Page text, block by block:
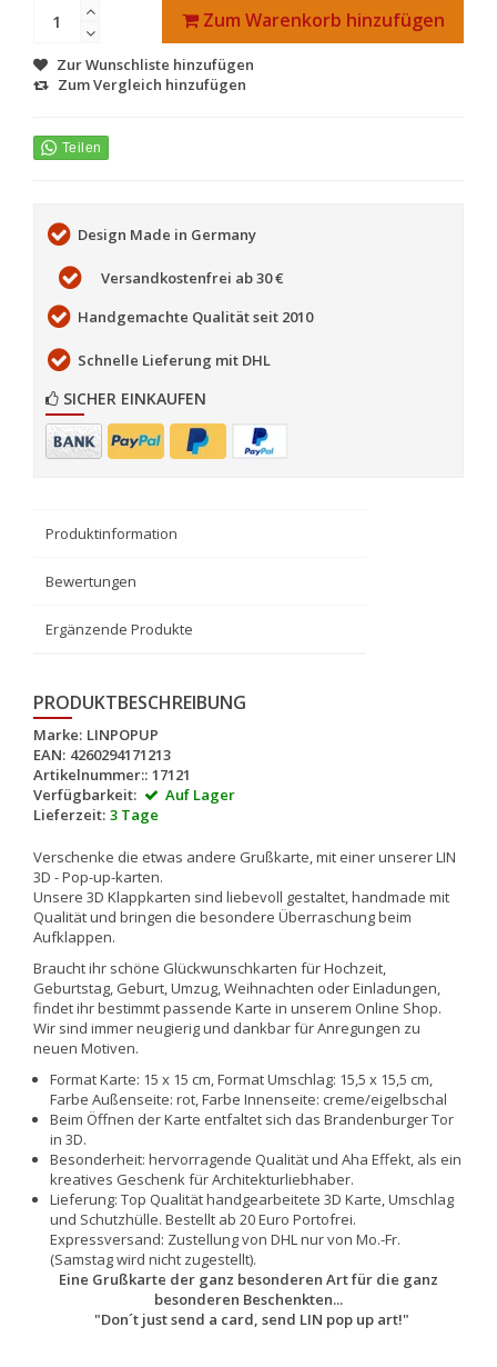
Zum Warenkorb hinzufügen
Zur Wunschliste hinzufügen
Zum Vergleich hinzufügen
Design Made in Germany
Versandkostenfrei ab 30 €
Handgemachte Qualität seit 2010
Schnelle Lieferung mit DHL
SICHER EINKAUFEN
Produktinformation
Bewertungen
Ergänzende Produkte
PRODUKTBESCHREIBUNG
Marke: LINPOPUP
EAN: 4260294171213
Artikelnummer:: 17121
Verfügbarkeit:
Auf Lager
Lieferzeit: 3 Tage
Verschenke die etwas andere Grußkarte, mit einer unserer LIN
3D - Pop-up-karten.
Unsere 3D Klappkarten sind liebevoll gestaltet, handmade mit
Qualität und bringen die besondere Überraschung beim
Aufklappen.
Braucht ihr schöne Glückwunschkarten für Hochzeit,
Geburtstag, Geburt, Umzug, Weihnachten oder Einladungen,
findet ihr bestimmt passende Karte in unserem Online Shop.
Wir sind immer neugierig und dankbar für Anregungen zu
neuen Motiven.
Format Karte: 15 x 15 cm, Format Umschlag: 15,5 x 15,5 cm,
Farbe Außenseite: rot, Farbe Innenseite: creme/eigelbschal
Beim Öffnen der Karte entfaltet sich das Brandenburger Tor
in 3D.
Besonderheit: hervorragende Qualität und Aha Effekt, als ein
kreatives Geschenk für Architekturliebhaber.
Lieferung: Top Qualität handgearbeitete 3D Karte, Umschlag
und Schutzhülle. Bestellt ab 20 Euro Portofrei.
Expressversand: Zustellung von DHL nur von Mo.-Fr.
(Samstag wird nicht zugestellt).
Eine Grußkarte der ganz besonderen Art für die ganz
besonderen Beschenkten...
"Don´t just send a card, send LIN pop up art!"